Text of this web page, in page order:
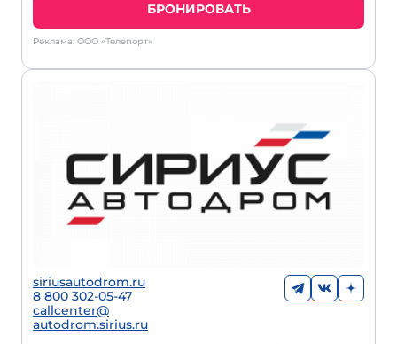
БРОНИРОВАТЬ
Реклама: ООО «Телепорт»
siriusautodrom.ru
8 800 302-05-47
callcenter@
autodrom.sirius.ru